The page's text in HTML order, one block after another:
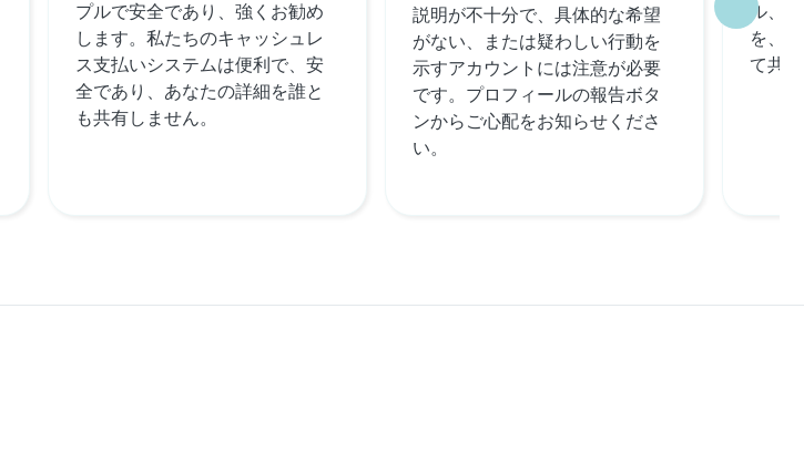
プルで安全であり、強くお勧め
します。私たちのキャッシュレ
ス支払いシステムは便利で、安
全であり、あなたの詳細を誰と
も共有しません。
説明が不十分で、具体的な希望
がない、または疑わしい行動を
示すアカウントには注意が必要
です。プロフィールの報告ボタ
ンからご心配をお知らせくださ
い。
ル、
を、
て共